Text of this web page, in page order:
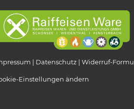
Datenschutz Widerruf-
Einstellungen ändern